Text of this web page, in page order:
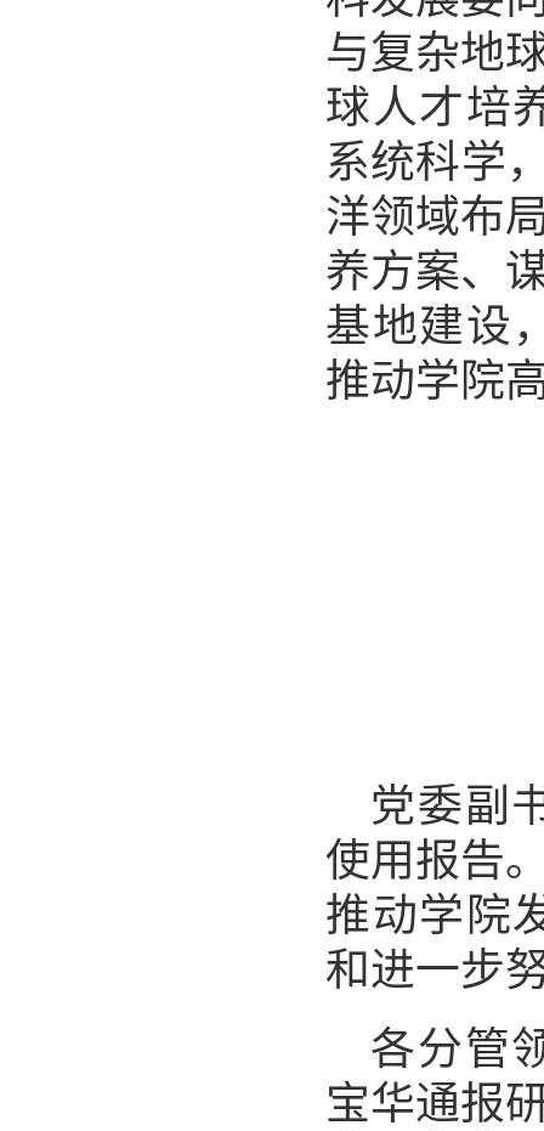
与复杂地
球人才培
系统科学
洋领域布
养方案、
基地建设
推动学院
党委副
使用报告
推动学院
和进一步
各分管
宝华通报